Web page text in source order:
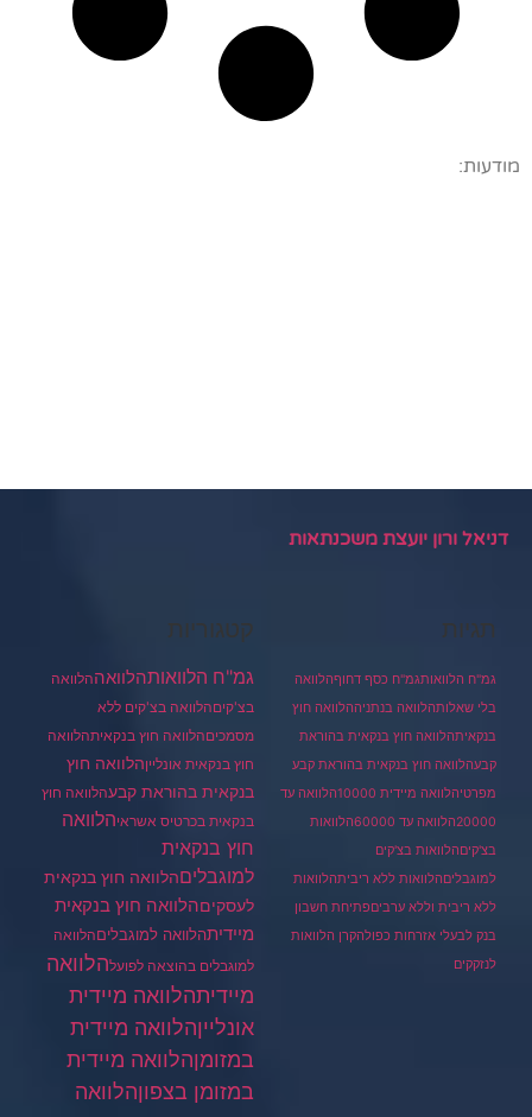
מודעות:
דניאל ורון יועצת משכנתאות
תגיות
גמ"ח הלוואותגמ"ח כסף דחוףהלוואה
בלי שאלותהלוואה בנתניההלוואה חוץ
בנקאיתהלוואה חוץ בנקאית בהוראת
קבעהלוואה חוץ בנקאית בהוראת קבע
מפרטיהלוואה מיידית 10000
הלוואה עד
20000הלוואה עד 60000
הלוואות
בצ'קיםהלוואות בצ'קים
למוגבליםהלוואות ללא ריביתהלוואות
ללא ריבית וללא ערביםפתיחת חשבון
בנק לבעלי אזרחות כפולהקרן הלוואות
לנזקקים
קטגוריות
גמ"ח הלוואותהלוואההלוואה
בצ'קיםהלוואה בצ'קים ללא
מסמכיםהלוואה חוץ בנקאיתהלוואה
חוץ בנקאית אונלייןהלוואה חוץ
בנקאית בהוראת קבעהלוואה חוץ
בנקאית בכרטיס אשראיהלוואה
חוץ בנקאית
למוגבליםהלוואה חוץ בנקאית
לעסקיםהלוואה חוץ בנקאית
מיידיתהלוואה למוגבליםהלוואה
למוגבלים בהוצאה לפועלהלוואה
מיידיתהלוואה מיידית
אונלייןהלוואה מיידית
במזומןהלוואה מיידית
במזומן בצפוןהלוואה